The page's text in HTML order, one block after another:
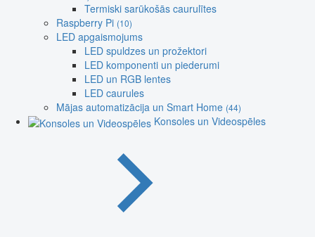
Termiski sarūkošās caurulītes
Raspberry Pi (10)
LED apgaismojums
LED spuldzes un prožektori
LED komponenti un piederumi
LED un RGB lentes
LED caurules
Mājas automatizācija un Smart Home (44)
Konsoles un Videospēles